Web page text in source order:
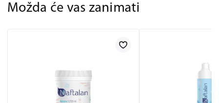
Možda će vas zanimati